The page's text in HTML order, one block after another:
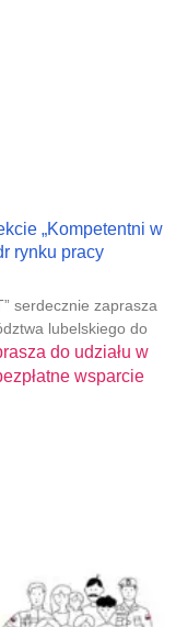
„Kompetentni w
rynku pracy
serdecznie zaprasza
lubelskiego do
do udziału w
wsparcie